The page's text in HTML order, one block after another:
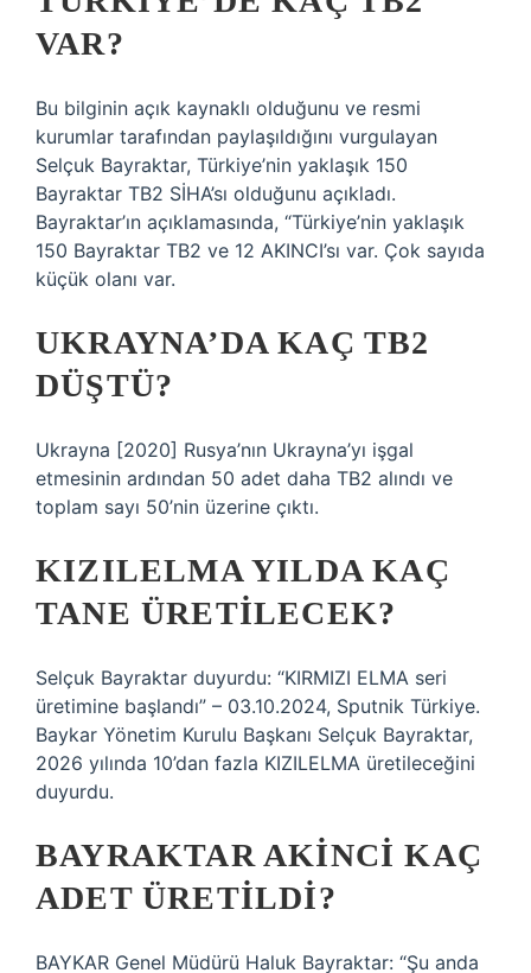
VAR?
Bu bilginin açık kaynaklı olduğunu ve resmi
kurumlar tarafından paylaşıldığını vurgulayan
Selçuk Bayraktar, Türkiye’nin yaklaşık 150
Bayraktar TB2 SİHA’sı olduğunu açıkladı.
Bayraktar’ın açıklamasında, “Türkiye’nin yaklaşık
150 Bayraktar TB2 ve 12 AKINCI’sı var. Çok sayıda
küçük olanı var.
UKRAYNA’DA KAÇ TB2
DÜŞTÜ?
Ukrayna [2020] Rusya’nın Ukrayna’yı işgal
etmesinin ardından 50 adet daha TB2 alındı ​​ve
toplam sayı 50’nin üzerine çıktı.
KIZILELMA YILDA KAÇ
TANE ÜRETILECEK?
Selçuk Bayraktar duyurdu: “KIRMIZI ELMA seri
üretimine başlandı” – 03.10.2024, Sputnik Türkiye.
Baykar Yönetim Kurulu Başkanı Selçuk Bayraktar,
2026 yılında 10’dan fazla KIZILELMA üretileceğini
duyurdu.
BAYRAKTAR AKINCI KAÇ
ADET ÜRETILDI?
BAYKAR Genel Müdürü Haluk Bayraktar: “Şu anda